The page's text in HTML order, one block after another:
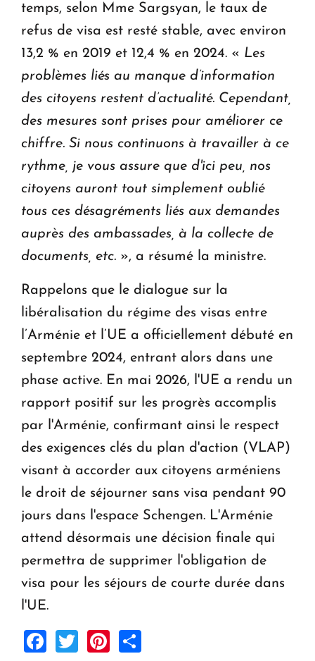
temps, selon Mme Sargsyan, le taux de
refus de visa est resté stable, avec environ
13,2 % en 2019 et 12,4 % en 2024. « Les
problèmes liés au manque d’information
des citoyens restent d’actualité. Cependant,
des mesures sont prises pour améliorer ce
chiffre. Si nous continuons à travailler à ce
rythme, je vous assure que d'ici peu, nos
citoyens auront tout simplement oublié
tous ces désagréments liés aux demandes
auprès des ambassades, à la collecte de
documents, etc. », a résumé la ministre.
Rappelons que le dialogue sur la
libéralisation du régime des visas entre
l’Arménie et l’UE a officiellement débuté en
septembre 2024, entrant alors dans une
phase active. En mai 2026, l'UE a rendu un
rapport positif sur les progrès accomplis
par l'Arménie, confirmant ainsi le respect
des exigences clés du plan d'action (VLAP)
visant à accorder aux citoyens arméniens
le droit de séjourner sans visa pendant 90
jours dans l'espace Schengen. L'Arménie
attend désormais une décision finale qui
permettra de supprimer l'obligation de
visa pour les séjours de courte durée dans
l'UE.
Facebook
TwitterPinterest